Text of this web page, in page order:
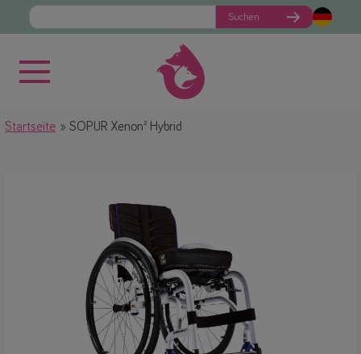
Suchen
Startseite SOPUR Xenon² Hybrid